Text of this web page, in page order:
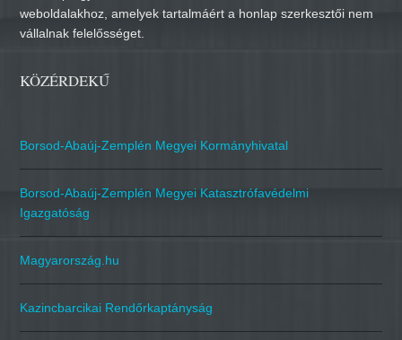
weboldalakhoz, amelyek tartalmáért a honlap szerkesztői nem
vállalnak felelősséget.
KÖZÉRDEKŰ
Borsod-Abaúj-Zemplén Megyei Kormányhivatal
Borsod-Abaúj-Zemplén Megyei Katasztrófavédelmi
Igazgatóság
Magyarország.hu
Kazincbarcikai Rendőrkaptányság